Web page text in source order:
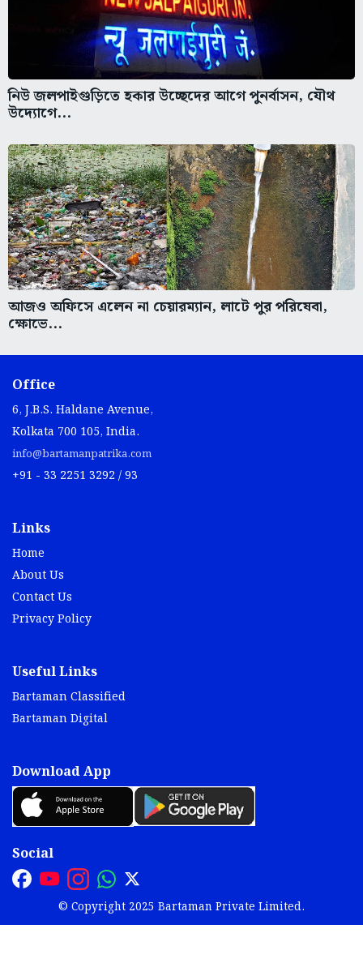
নিউ জলপাইগুড়িতে হকার উচ্ছেদের আগে পুনর্বাসন, যৌথ
উদ্যোগে...
আজও অফিসে এলেন না চেয়ারম্যান, লাটে পুর পরিষেবা,
ক্ষোভে...
Office
6, J.B.S. Haldane Avenue,
Kolkata 700 105, India.
info@bartamanpatrika.com
+91 - 33 2251 3292 / 93
Links
Home
About Us
Contact Us
Privacy Policy
Useful Links
Bartaman Classified
Bartaman Digital
Download App
Social
© Copyright 2025 Bartaman Private Limited.